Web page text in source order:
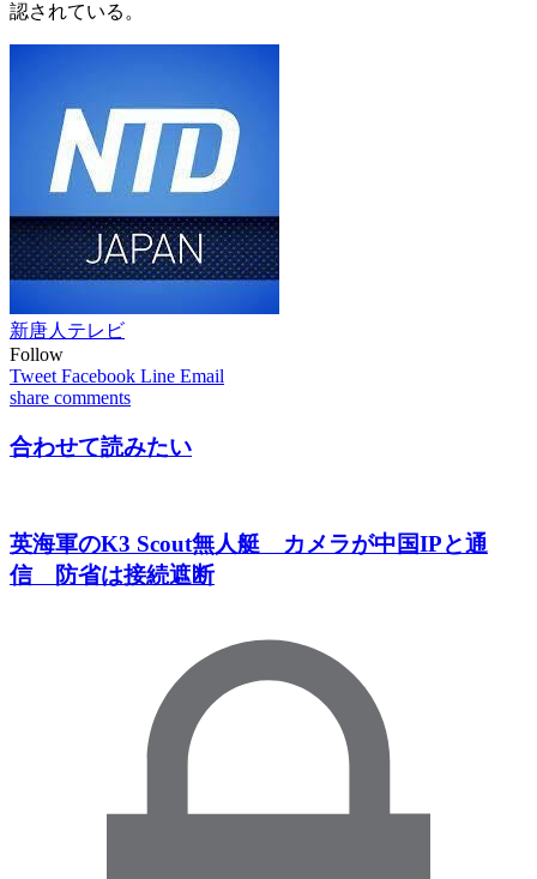
認されている。
新唐人テレビ
Follow
Tweet Facebook Line Email
share comments
合わせて読みたい
英海軍のK3 Scout無人艇 カメラが中国IPと通
信 防省は接続遮断